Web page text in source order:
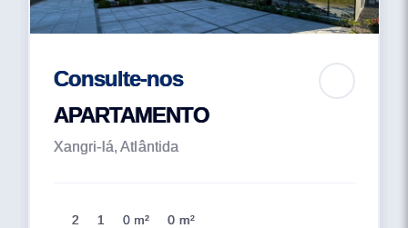
Consulte-nos
APARTAMENTO
Xangri-lá, Atlântida
2 1 0 m² 0 m²